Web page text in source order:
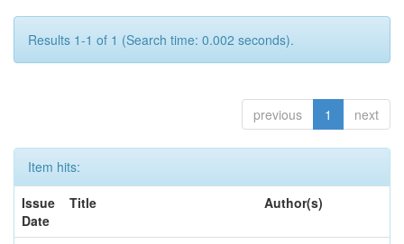
Results 1-1 of 1 (Search time: 0.002 seconds).
previous 1 next
Item hits:
Issue
Date
Title Author(s)